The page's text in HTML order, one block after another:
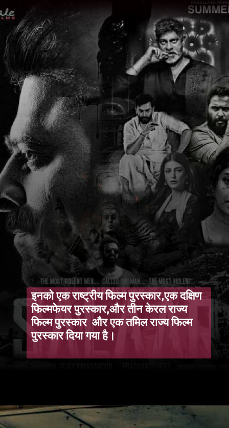
इनको एक राष्ट्रीय फिल्म पुरस्कार,एक दक्षिण
फिल्मफेयर पुरस्कार,और तीन केरल राज्य
फिल्म पुरस्कार और एक तमिल राज्य फिल्म
पुरस्कार दिया गया है।